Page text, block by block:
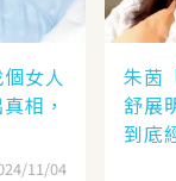
女人
相，
11/04
朱茵
舒展
到底